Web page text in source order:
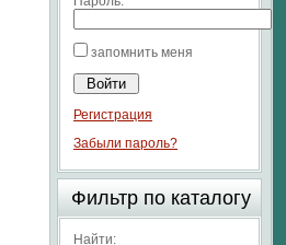
запомнить меня
Регистрация
Забыли пароль?
Фильтр по каталогу
Найти: